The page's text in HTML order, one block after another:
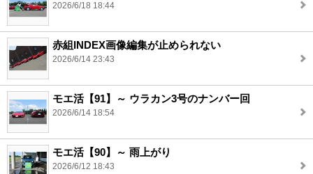
2026/6/18 18:44
赤組INDEX画像編集が止められない
2026/6/14 23:43
モエ活【91】～ ウラカン3号のナンバー回
2026/6/14 18:54
モエ活【90】～ 雨上がり
2026/6/12 18:43